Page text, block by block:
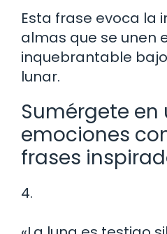
Esta frase evoca la
almas que se unen
inquebrantable
lunar.
Sumérgete en
emociones
frases
4.